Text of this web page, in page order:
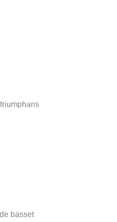
basset